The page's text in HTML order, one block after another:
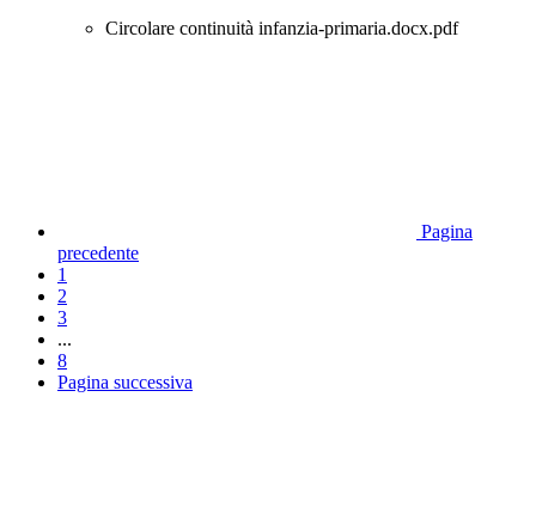
Circolare continuità infanzia-primaria.docx.pdf
Pagina
precedente
1
2
3
...
8
Pagina successiva